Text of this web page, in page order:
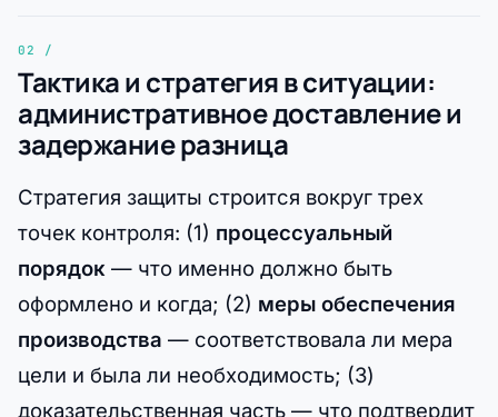
Тактика и стратегия в ситуации:
административное доставление и
задержание разница
Стратегия защиты строится вокруг трех
точек контроля: (1) процессуальный
порядок — что именно должно быть
оформлено и когда; (2) меры обеспечения
производства — соответствовала ли мера
цели и была ли необходимость; (3)
доказательственная часть — что подтвердит